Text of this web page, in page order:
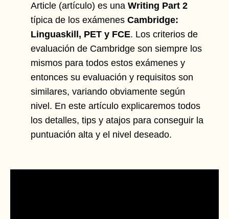
Article (artículo) es una Writing Part 2
típica de los exámenes Cambridge:
Linguaskill, PET y FCE. Los criterios de
evaluación de Cambridge son siempre los
mismos para todos estos exámenes y
entonces su evaluación y requisitos son
similares, variando obviamente según
nivel. En este artículo explicaremos todos
los detalles, tips y atajos para conseguir la
puntuación alta y el nivel deseado.